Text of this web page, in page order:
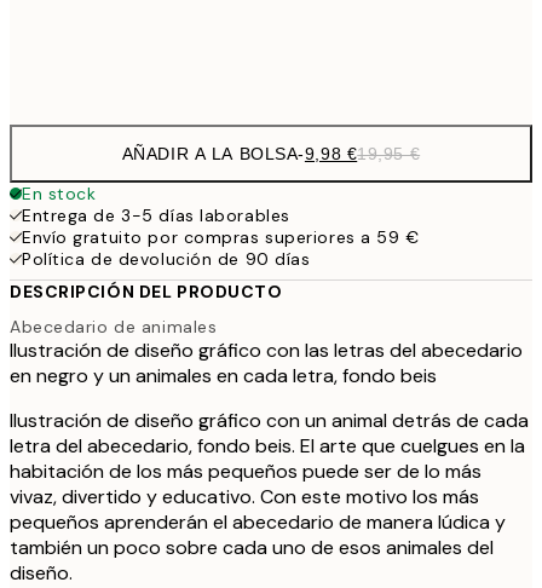
AÑADIR A LA BOLSA-9,98 €19,95 €
En stock
Entrega de 3-5 días laborables
Envío gratuito por compras superiores a 59 €
Política de devolución de 90 días
DESCRIPCIÓN DEL PRODUCTO
Abecedario de animales
Ilustración de diseño gráfico con las letras del abecedario
en negro y un animales en cada letra, fondo beis
Ilustración de diseño gráfico con un animal detrás de cada
letra del abecedario, fondo beis. El arte que cuelgues en la
habitación de los más pequeños puede ser de lo más
vivaz, divertido y educativo. Con este motivo los más
pequeños aprenderán el abecedario de manera lúdica y
también un poco sobre cada uno de esos animales del
diseño.